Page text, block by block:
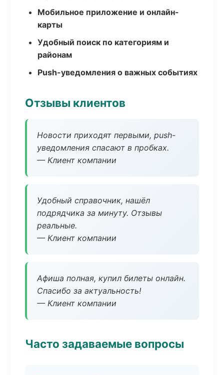
Мобильное приложение и онлайн-
карты
Удобный поиск по категориям и
районам
Push-уведомления о важных событиях
Отзывы клиентов
Новости приходят первыми, push-
уведомления спасают в пробках.
— Клиент компании
Удобный справочник, нашёл
подрядчика за минуту. Отзывы
реальные.
— Клиент компании
Афиша полная, купил билеты онлайн.
Спасибо за актуальность!
— Клиент компании
Часто задаваемые вопросы